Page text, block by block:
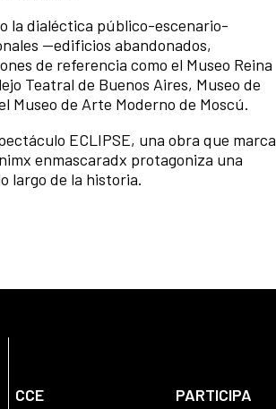
la dialéctica público-escenario-
—edificios abandonados,
de referencia como el Museo Reina
Teatral de Buenos Aires, Museo de
Museo de Arte Moderno de Moscú.
ECLIPSE, una obra que marca
enmascaradx protagoniza una
largo de la historia.
CCE PARTICIPA